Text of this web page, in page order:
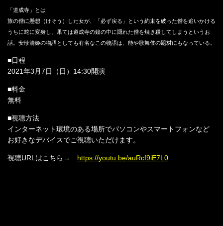
「道成寺」とは
旅の僧に懸想（けそう）した女が、「必ず戻る」という約束を破った僧を追いかける
うちに蛇に変身し、果ては道成寺の鐘の中に隠れた僧を焼き殺してしまうというお
話。安珍清姫の物語としても有名なこの物語は、能や歌舞伎の題材にもなっている。
■日程
2021年3月7日（日）14:30開演
■料金
無料
■視聴方法
インターネット環境のある場所でパソコンやスマートフォンなど
お好きなデバイスでご視聴いただけます。
視聴URLはこちら→ https://youtu.be/auRcf9iE7L0